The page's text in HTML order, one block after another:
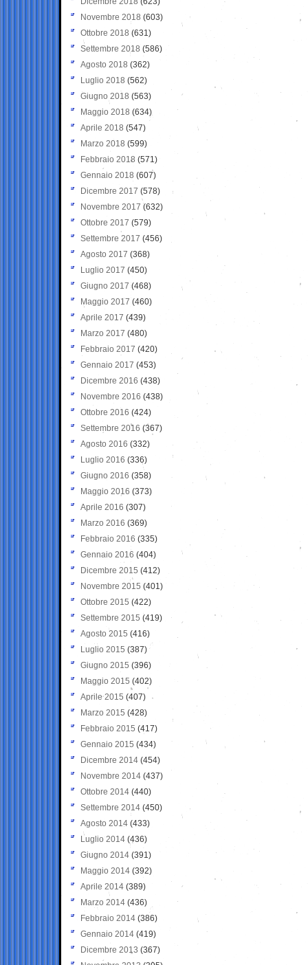
Novembre 2018 (603)
Ottobre 2018 (631)
Settembre 2018 (586)
Agosto 2018 (362)
Luglio 2018 (562)
Giugno 2018 (563)
Maggio 2018 (634)
Aprile 2018 (547)
Marzo 2018 (599)
Febbraio 2018 (571)
Gennaio 2018 (607)
Dicembre 2017 (578)
Novembre 2017 (632)
Ottobre 2017 (579)
Settembre 2017 (456)
Agosto 2017 (368)
Luglio 2017 (450)
Giugno 2017 (468)
Maggio 2017 (460)
Aprile 2017 (439)
Marzo 2017 (480)
Febbraio 2017 (420)
Gennaio 2017 (453)
Dicembre 2016 (438)
Novembre 2016 (438)
Ottobre 2016 (424)
Settembre 2016 (367)
Agosto 2016 (332)
Luglio 2016 (336)
Giugno 2016 (358)
Maggio 2016 (373)
Aprile 2016 (307)
Marzo 2016 (369)
Febbraio 2016 (335)
Gennaio 2016 (404)
Dicembre 2015 (412)
Novembre 2015 (401)
Ottobre 2015 (422)
Settembre 2015 (419)
Agosto 2015 (416)
Luglio 2015 (387)
Giugno 2015 (396)
Maggio 2015 (402)
Aprile 2015 (407)
Marzo 2015 (428)
Febbraio 2015 (417)
Gennaio 2015 (434)
Dicembre 2014 (454)
Novembre 2014 (437)
Ottobre 2014 (440)
Settembre 2014 (450)
Agosto 2014 (433)
Luglio 2014 (436)
Giugno 2014 (391)
Maggio 2014 (392)
Aprile 2014 (389)
Marzo 2014 (436)
Febbraio 2014 (386)
Gennaio 2014 (419)
Dicembre 2013 (367)